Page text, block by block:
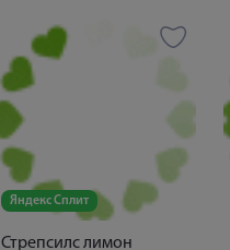
Яндекс Сплит
Стрепсилс лимон